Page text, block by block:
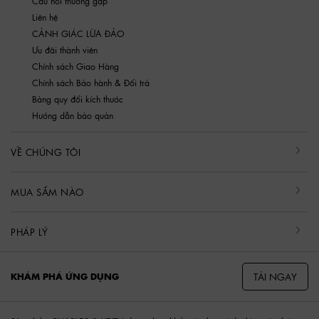
Liên hệ
CẢNH GIÁC LỪA ĐẢO
Ưu đãi thành viên
Chính sách Giao Hàng
Chính sách Bảo hành & Đổi trả
Bảng quy đổi kích thước
Hướng dẫn bảo quản
VỀ CHÚNG TÔI
MUA SẮM NÀO
PHÁP LÝ
KHÁM PHÁ ỨNG DỤNG TẢI NGAY